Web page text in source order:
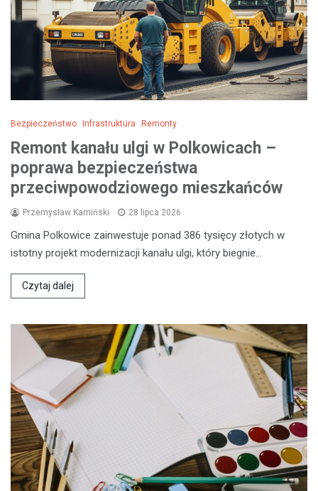
Bezpieczeństwo Infrastruktura Remonty
Remont kanału ulgi w Polkowicach –
poprawa bezpieczeństwa
przeciwpowodziowego mieszkańców
Przemysław Kamiński 28 lipca 2026
Gmina Polkowice zainwestuje ponad 386 tysięcy złotych w
istotny projekt modernizacji kanału ulgi, który biegnie…
Czytaj dalej